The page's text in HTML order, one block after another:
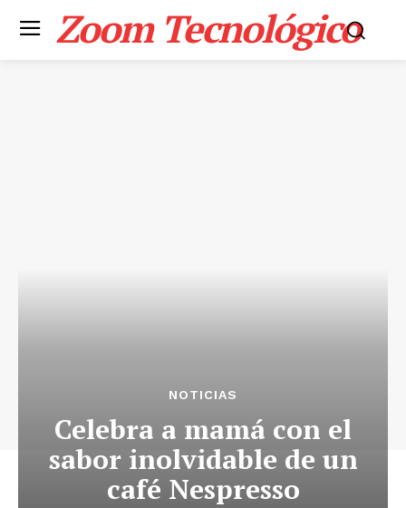
Zoom Tecnológico
NOTICIAS
Celebra a mamá con el
sabor inolvidable de un
café Nespresso